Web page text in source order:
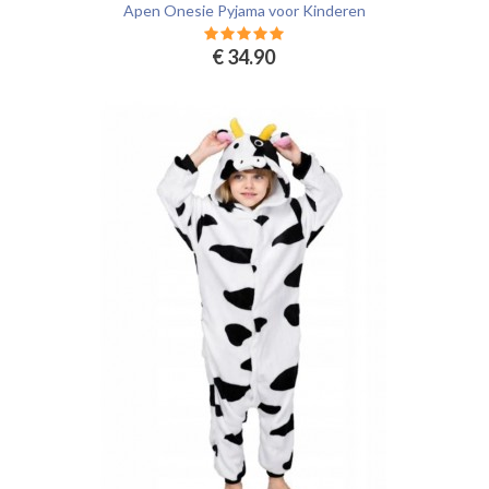
Apen Onesie Pyjama voor Kinderen
€ 34.90